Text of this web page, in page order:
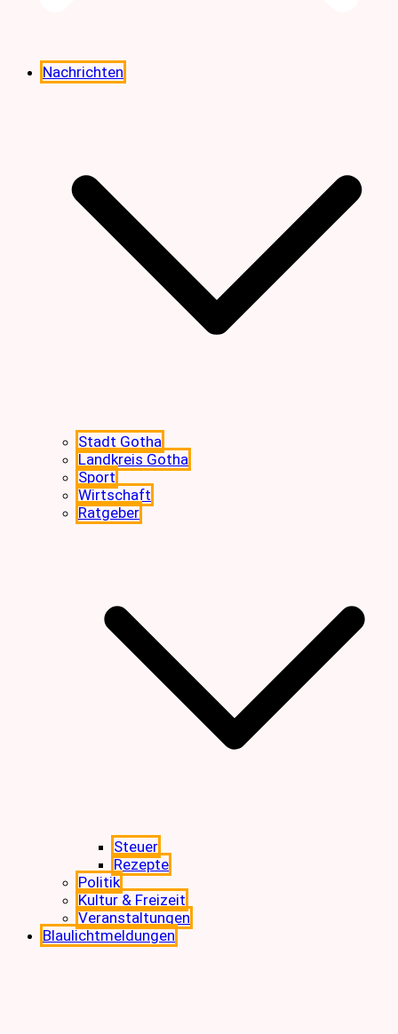
Nachrichten
Stadt Gotha
Landkreis Gotha
Sport
Wirtschaft
Ratgeber
Steuer
Rezepte
Politik
Kultur & Freizeit
Veranstaltungen
Blaulichtmeldungen